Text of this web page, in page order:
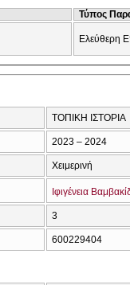
Τύπος
Ελεύθερη
ΤΟΠΙΚΗ ΙΣΤΟΡΙΑ
2023 – 2024
Χειμερινή
Ιφιγένεια
3
600229404